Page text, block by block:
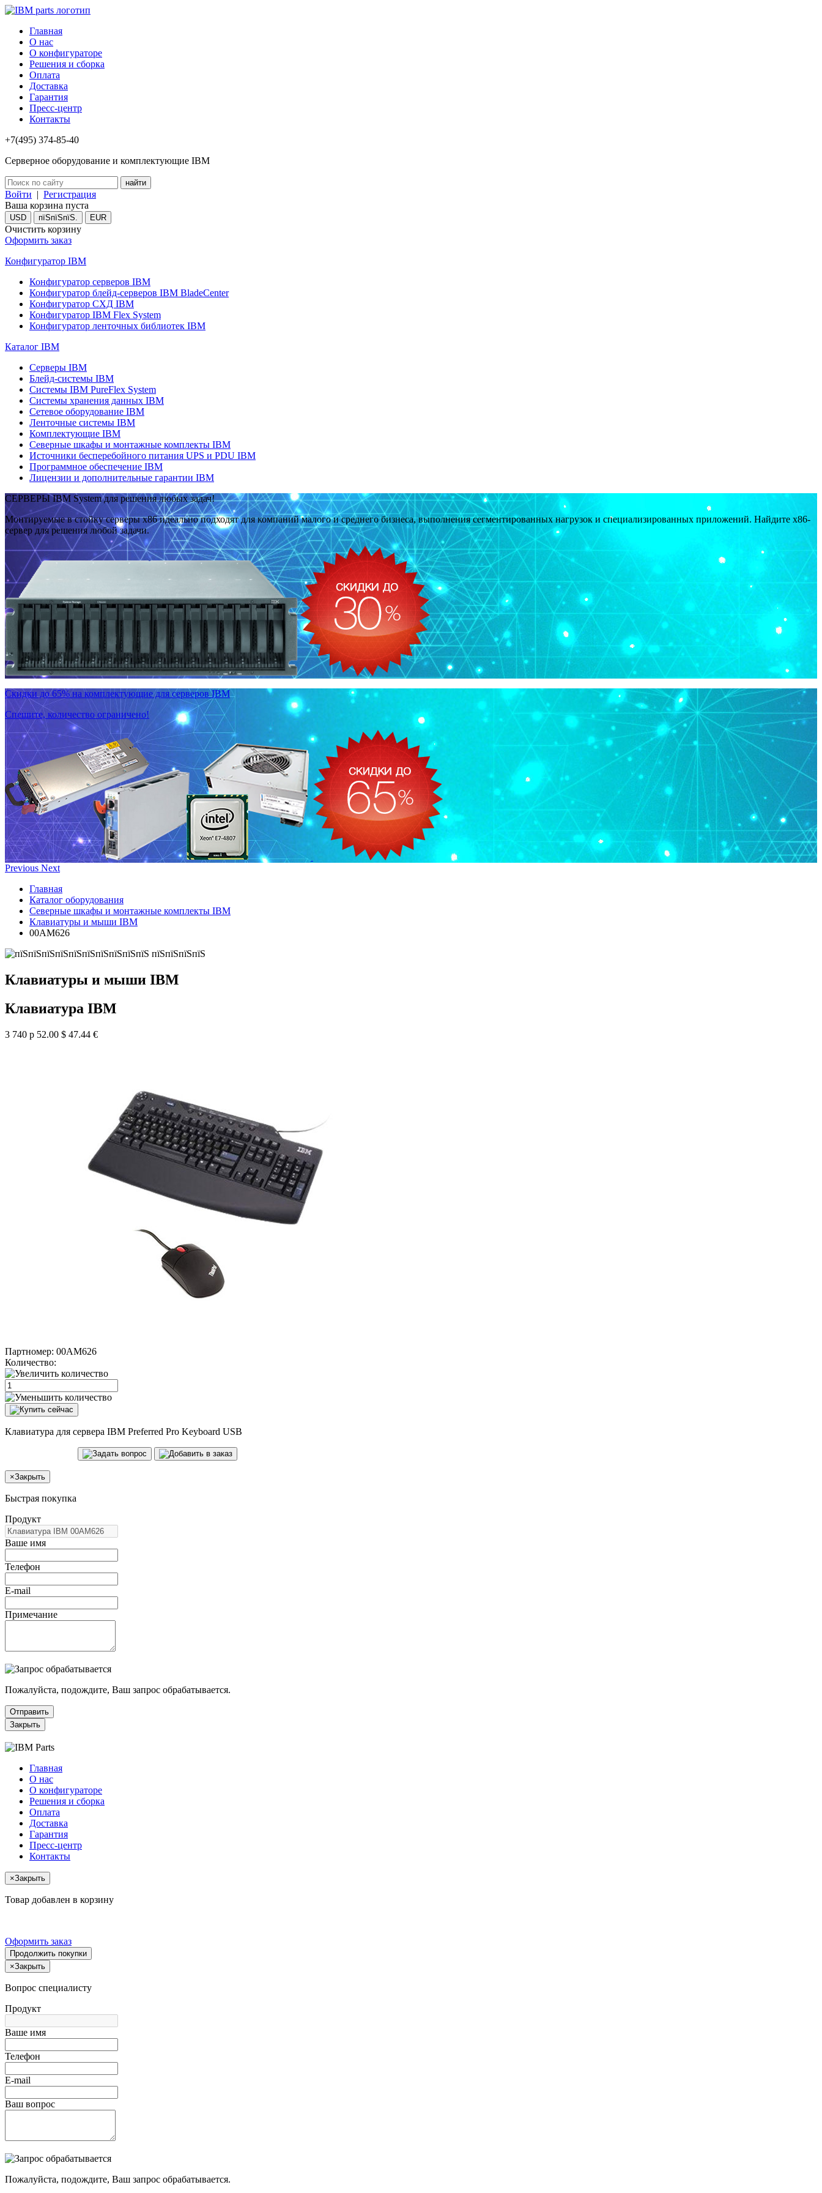
Главная
О нас
О конфигураторе
Решения и сборка
Оплата
Доставка
Гарантия
Пресс-центр
Контакты
+7(495) 374-85-40
Серверное оборудование и комплектующие IBM
Войти | Регистрация
Ваша корзина пуста
USD пїЅпїЅпїЅ. EUR
Очистить корзину
Оформить заказ
Конфигуратор IBM
Конфигуратор серверов IBM
Конфигуратор блейд-серверов IBM BladeCenter
Конфигуратор СХД IBM
Конфигуратор IBM Flex System
Конфигуратор ленточных библиотек IBM
Каталог IBM
Серверы IBM
Блейд-системы IBM
Системы IBM PureFlex System
Системы хранения данных IBM
Сетевое оборудование IBM
Ленточные системы IBM
Комплектующие IBM
Северные шкафы и монтажные комплекты IBM
Источники бесперебойного питания UPS и PDU IBM
Программное обеспечение IBM
Лицензии и дополнительные гарантии IBM
СЕРВЕРЫ IBM System для решения любых задач!
Монтируемые в стойку серверы x86 идеально подходят для компаний малого и среднего бизнеса, выполнения сегментированных нагрузок и специализированных приложений. Найдите x86-
сервер для решения любой задачи.
Скидки до 65% на комплектующие для серверов IBM
Спешите, количество ограничено!
Previous Next
Главная
Каталог оборудования
Северные шкафы и монтажные комплекты IBM
Клавиатуры и мыши IBM
00AM626
Клавиатуры и мыши IBM
Клавиатура IBM
3 740 р 52.00 $ 47.44 €
Партномер: 00AM626
Количество:
Клавиатура для сервера IBM Preferred Pro Keyboard USB
×Закрыть
Быстрая покупка
Продукт
Ваше имя
Телефон
E-mail
Примечание
Пожалуйста, подождите, Ваш запрос обрабатывается.
Отправить
Закрыть
Главная
О нас
О конфигураторе
Решения и сборка
Оплата
Доставка
Гарантия
Пресс-центр
Контакты
×Закрыть
Товар добавлен в корзину
Оформить заказ
Продолжить покупки
×Закрыть
Вопрос специалисту
Продукт
Ваше имя
Телефон
E-mail
Ваш вопрос
Пожалуйста, подождите, Ваш запрос обрабатывается.